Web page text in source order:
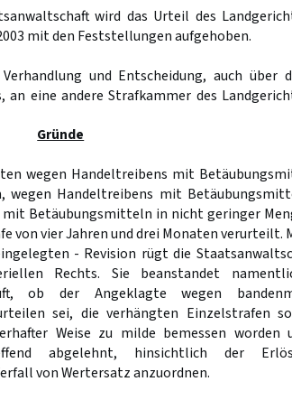
wird das Urteil des
mit den Feststellungen aufgehoben.
und Entscheidung, auch über
an eine andere Strafkammer des
Gründe
wegen Handeltreibens mit
wegen Handeltreibens mit
Betäubungsmitteln in nicht geringer
von vier Jahren und drei Monaten verurteilt.
- Revision rügt die
Rechts. Sie beanstandet
ob der Angeklagte wegen
sei, die verhängten Einzelstrafen
Weise zu milde bemessen worden
abgelehnt, hinsichtlich der
von Wertersatz anzuordnen.